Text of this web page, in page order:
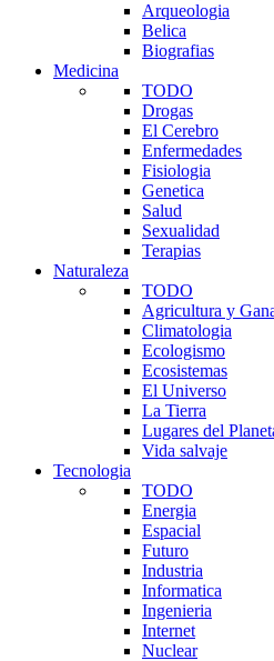
Arqueologia
Belica
Biografias
Medicina
TODO
Drogas
El Cerebro
Enfermedades
Fisiologia
Genetica
Salud
Sexualidad
Terapias
Naturaleza
TODO
Agricultura y
Climatologia
Ecologismo
Ecosistemas
El Universo
La Tierra
Lugares del
Vida salvaje
Tecnologia
TODO
Energia
Espacial
Futuro
Industria
Informatica
Ingenieria
Internet
Nuclear